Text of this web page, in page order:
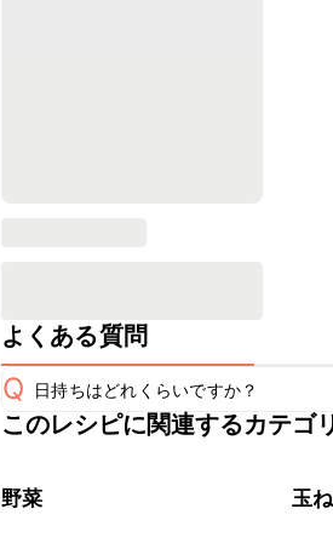
よくある質問
Q 日持ちはどれくらいですか？
保存期間は冷蔵で翌日中が目安です
※日持ちは目安です。
このレシピに関連するカテゴ
野菜 玉